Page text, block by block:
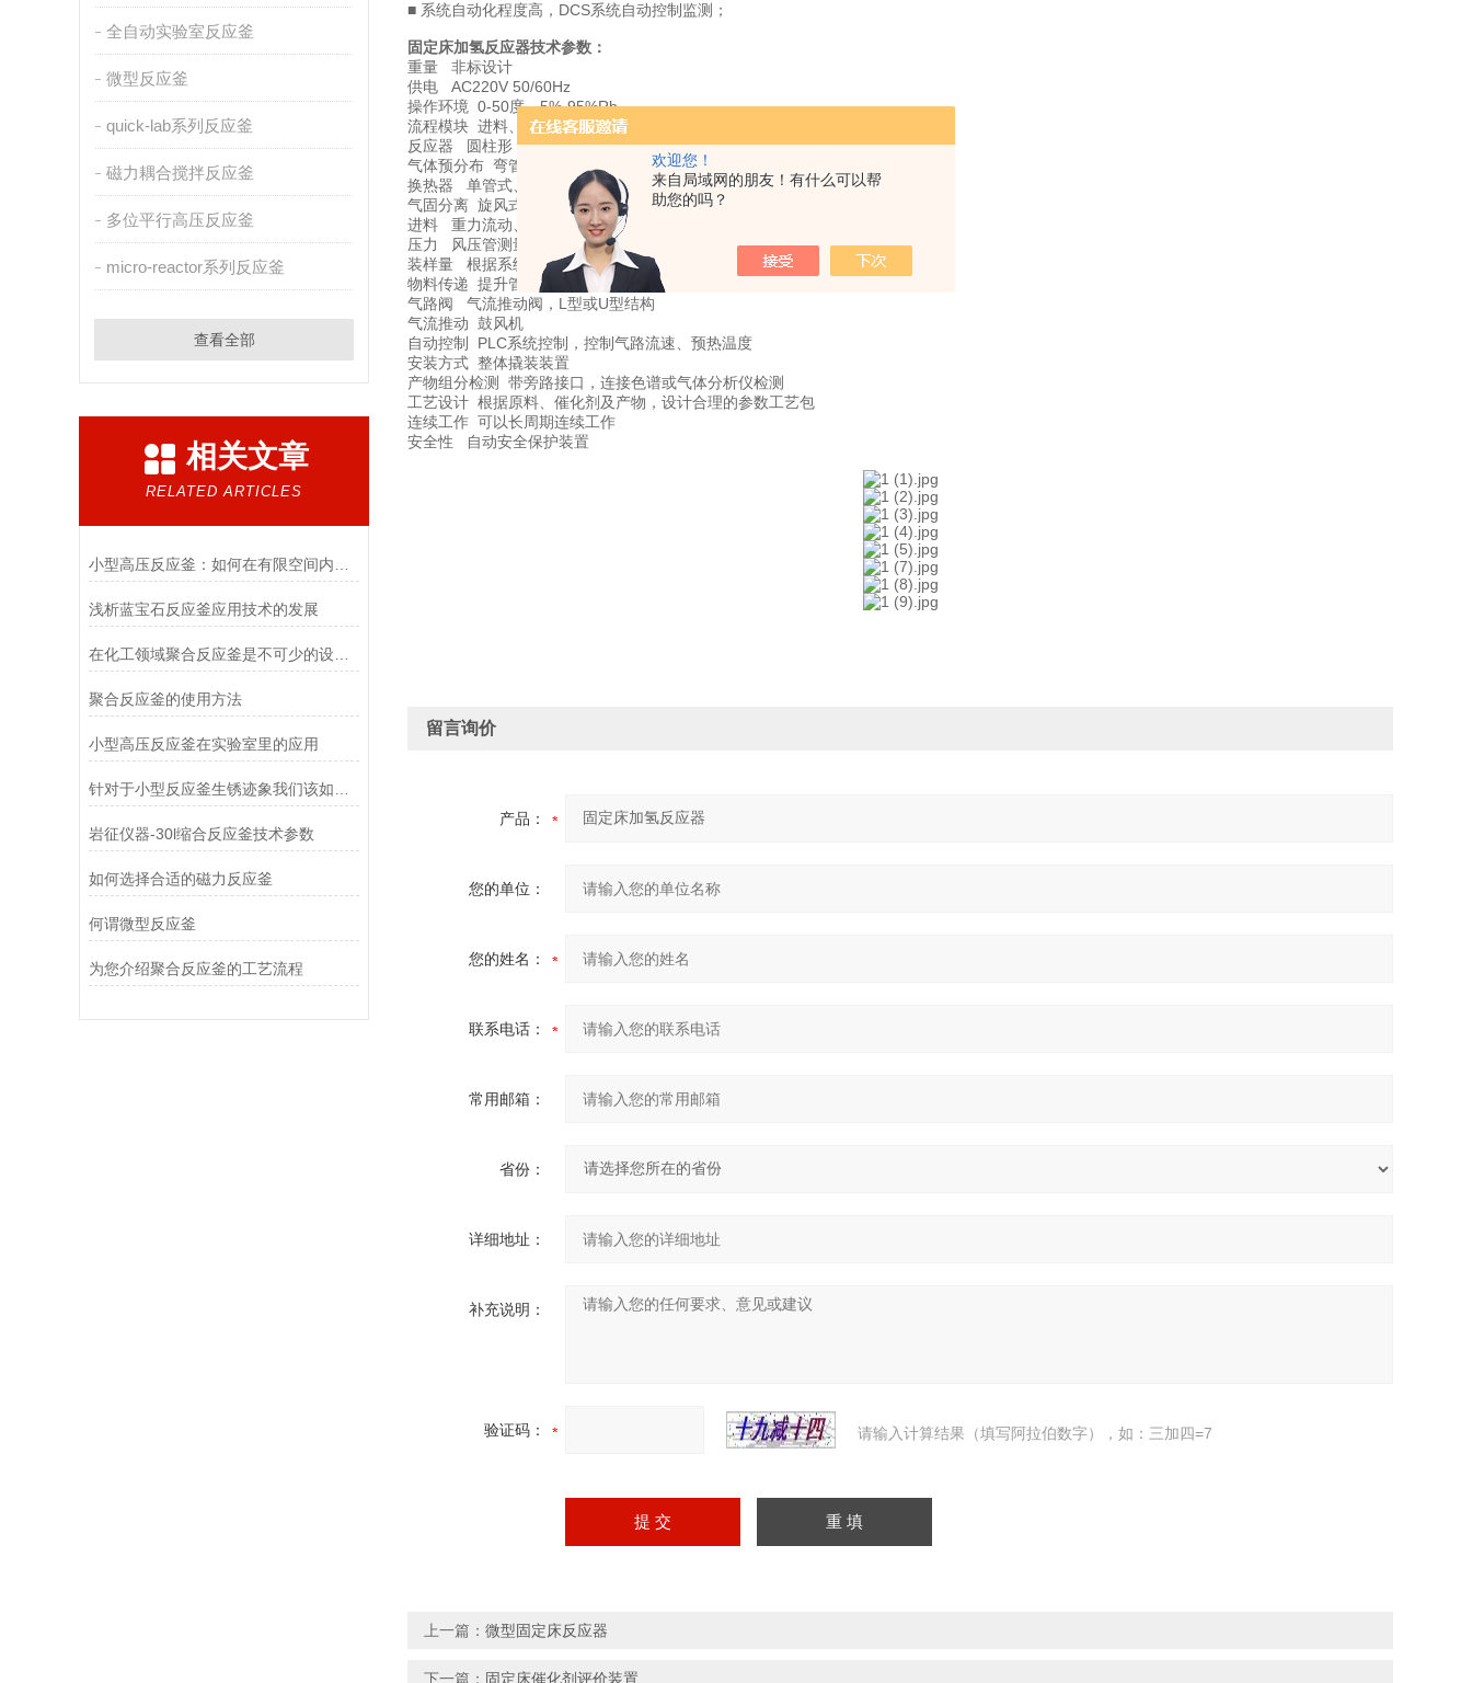
欢迎您！
来自局域网的朋友！有什么可以帮
助您的吗？
全自动实验室反应釜
微型反应釜
quick-lab系列反应釜
磁力耦合搅拌反应釜
多位平行高压反应釜
micro-reactor系列反应釜
查看全部
相关文章
RELATED ARTICLES
浅析蓝宝石反应釜应用技术的发展
在化工领域聚合反应釜是不可少的设备之一
聚合反应釜的使用方法
小型高压反应釜在实验室里的应用
岩征仪器-30l缩合反应釜技术参数
如何选择合适的磁力反应釜
何谓微型反应釜
为您介绍聚合反应釜的工艺流程
■ 系统自动化程度高，DCS系统自动控制监测；
固定床加氢反应器技术参数：
重量 非标设计
供电 AC220V 50/60Hz
操作环境 0-50度，5%-95%Rh
流程模块 进料、反应、再生、分离、传递
反应器 圆柱形，底部锥形，不锈钢材质
气体预分布 弯管型、减缩型、同心圆锥型、花洒型、导向板结构等
换热器 单管式、管束式、环型
气固分离 旋风式分离器、布袋除尘
进料 重力流动、机械传动、气流输送
压力 风压管测量入口压力和出口压力
装样量 根据系统设计，实验室到工业级
物料传递 提升管在气流下传递物料
气路阀 气流推动阀，L型或U型结构
气流推动 鼓风机
自动控制 PLC系统控制，控制气路流速、预热温度
安装方式 整体撬装装置
产物组分检测 带旁路接口，连接色谱或气体分析仪检测
工艺设计 根据原料、催化剂及产物，设计合理的参数工艺包
连续工作 可以长周期连续工作
安全性 自动安全保护装置
留言询价
产品：
您的单位：
您的姓名：
联系电话：
常用邮箱：
省份：
详细地址：
补充说明：
验证码： 请输入计算结果（填写阿拉伯数字），如：三加四=7
上一篇： 微型固定床反应器
下一篇： 固定床催化剂评价装置